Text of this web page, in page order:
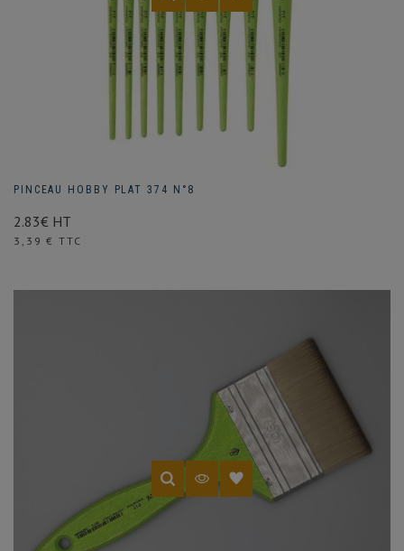
PINCEAU HOBBY PLAT 374 N°8
2.83€ HT
Prix
3,39 € TTC